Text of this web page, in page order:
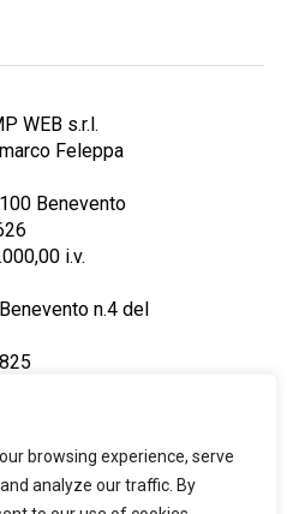
browsing experience, serve
analyze our traffic. By
WEB s.r.l.
Feleppa
Benevento
i.v.
n.4 del